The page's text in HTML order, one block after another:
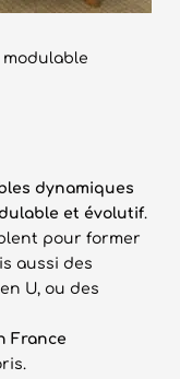
modulable
dynamiques
et évolutif.
pour former
aussi des
U, ou des
France